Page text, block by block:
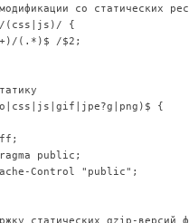
со статических
(css|js)/ {
(.*)$ /$2;
{
public;
Control "public";